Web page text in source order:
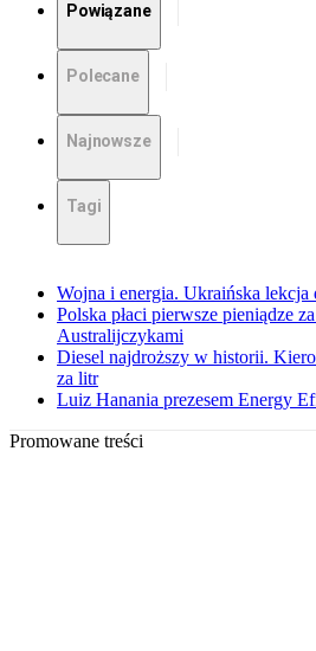
Powiązane
Polecane
Najnowsze
Tagi
Wojna i energia. Ukraińska lekcja
Polska płaci pierwsze pieniądze
Australijczykami
Diesel najdroższy w historii.
za litr
Luiz Hanania prezesem Energy
Promowane treści